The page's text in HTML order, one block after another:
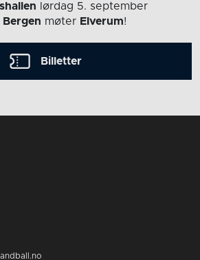
lørdag 5. september
Bergen møter Elverum!
Billetter